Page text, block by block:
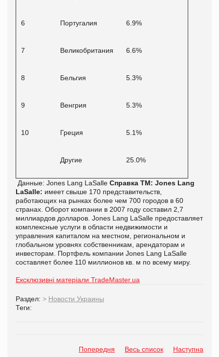
6 Португалия 6.9%
7 Великобритания 6.6%
8 Бельгия 5.3%
9 Венгрия 5.3%
10 Греция 5.1%
Другие 25.0%
Данные: Jones Lang LaSalle Справка ТМ: Jones Lang
LaSalle: имеет свыше 170 представительств,
работающих на рынках более чем 700 городов в 60
странах. Оборот компании в 2007 году составил 2,7
миллиардов долларов. Jones Lang LaSalle предоставляет
комплексные услуги в области недвижимости и
управления капиталом на местном, региональном и
глобальном уровнях собственникам, арендаторам и
инвесторам. Портфель компании Jones Lang LaSalle
составляет более 110 миллионов кв. м по всему миру.
Ексклюзивні матеріали TradeMaster.ua
Раздел: > Новости Украины
Теги:
Попередня Весь список Наступна